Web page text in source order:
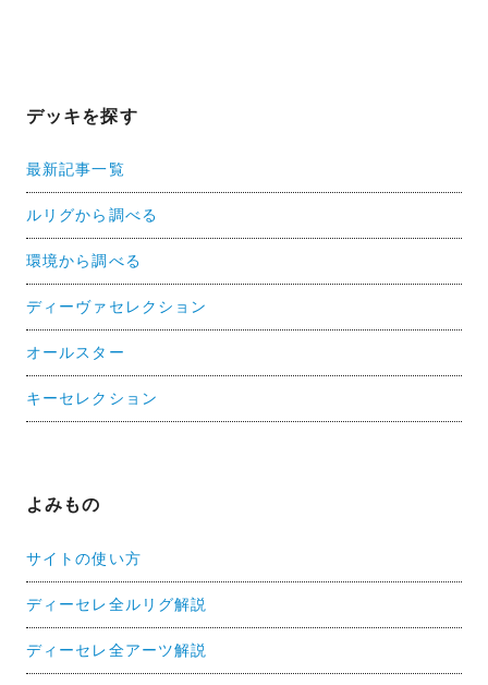
デッキを探す
最新記事一覧
ルリグから調べる
環境から調べる
ディーヴァセレクション
オールスター
キーセレクション
よみもの
サイトの使い方
ディーセレ全ルリグ解説
ディーセレ全アーツ解説